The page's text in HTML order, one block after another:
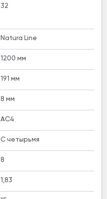
32
Natura Line
1200 мм
191 мм
8 мм
AC4
C четырьмя
8
1,83